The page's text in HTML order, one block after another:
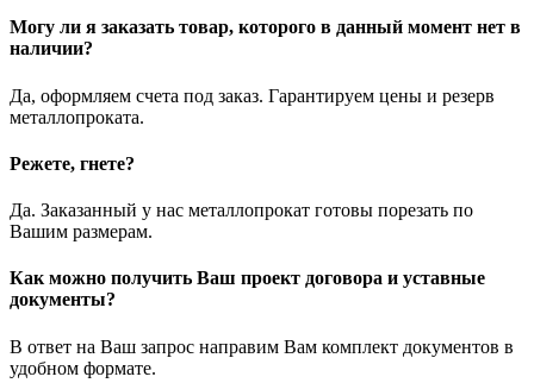
Могу ли я заказать товар, которого в данный момент нет в
наличии?
Да, оформляем счета под заказ. Гарантируем цены и резерв
металлопроката.
Режете, гнете?
Да. Заказанный у нас металлопрокат готовы порезать по
Вашим размерам.
Как можно получить Ваш проект договора и уставные
документы?
В ответ на Ваш запрос направим Вам комплект документов в
удобном формате.